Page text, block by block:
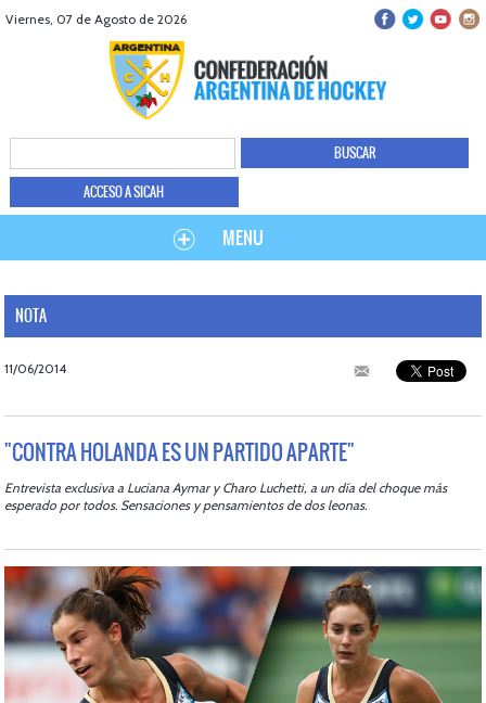
Viernes, 07 de Agosto de 2026
ACCESO A SICAH
MENU
NOTA
11/06/2014
"CONTRA HOLANDA ES UN PARTIDO APARTE"
Entrevista exclusiva a Luciana Aymar y Charo Luchetti, a un día del choque más
esperado por todos. Sensaciones y pensamientos de dos leonas.